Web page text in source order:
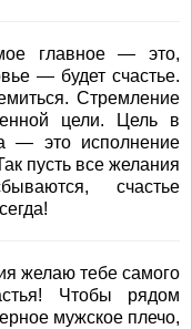
главное — это,
— будет счастье.
Стремление
цели. Цель в
— это исполнение
пусть все желания
счастье
желаю тебе самого
Чтобы рядом
мужское плечо,